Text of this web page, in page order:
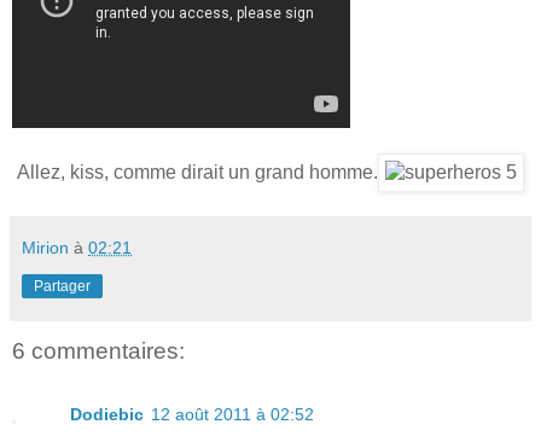
Allez, kiss, comme dirait un grand homme.
Mirion à 02:21
Partager
6 commentaires:
Dodiebic 12 août 2011 à 02:52